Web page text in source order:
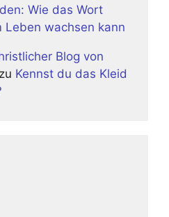
Wie das Wort
Leben wachsen kann
Blog von
zu Kennst du das Kleid